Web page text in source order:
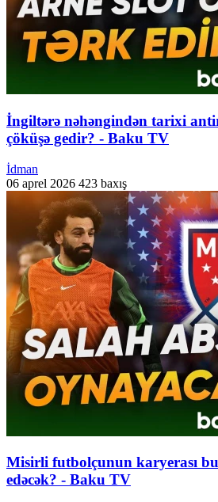
İngiltərə nəhəngindən tarixi
çöküşə gedir? - Baku TV
İdman
06 aprel 2026 423 baxış
Misirli futbolçunun karyerası
edəcək? - Baku TV